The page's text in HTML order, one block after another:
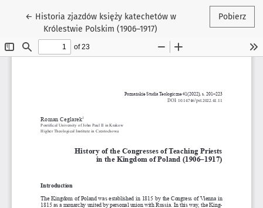
← Wróć do szczegółów artykułu
Historia zjazdów księży katechetów w
Królestwie Polskim (1906–1917)
Pobierz